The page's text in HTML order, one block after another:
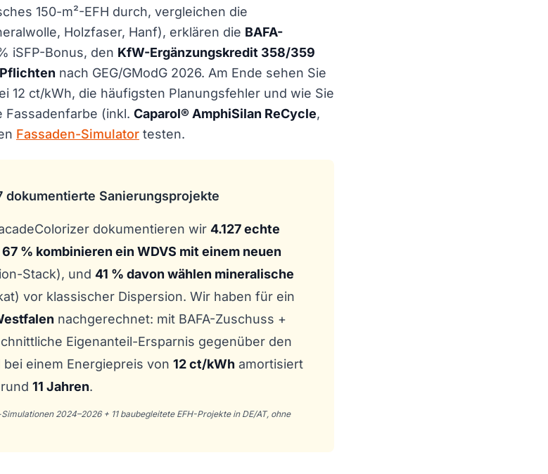
150-m²-EFH durch, vergleichen die
Holzfaser, Hanf), erklären die BAFA-
iSFP-Bonus, den KfW-Ergänzungskredit 358/359
nach GEG/GModG 2026. Am Ende sehen Sie
12 ct/kWh, die häufigsten Planungsfehler und wie Sie
Fassadenfarbe (inkl. Caparol® AmphiSilan ReCycle,
Fassaden-Simulator testen.
dokumentierte Sanierungsprojekte
dokumentieren wir 4.127 echte
67 % kombinieren ein WDVS mit einem neuen
Stack), und 41 % davon wählen mineralische
vor klassischer Dispersion. Wir haben für ein
nachgerechnet: mit BAFA-Zuschuss +
Eigenanteil-Ersparnis gegenüber den
bei einem Energiepreis von 12 ct/kWh amortisiert
11 Jahren.
2024–2026 + 11 baubegleitete EFH-Projekte in DE/AT, ohne